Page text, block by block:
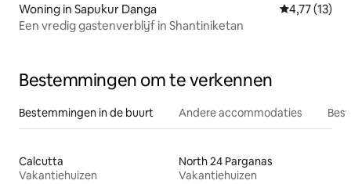
Woning in Sapukur Danga Gemiddelde
4,77 (13)
Een vredig gastenverblijf in Shantiniketan
Bestemmingen om te verkennen
Bestemmingen in de buurt Andere accommodaties
Calcutta
Vakantiehuizen
North 24 Parganas
Vakantiehuizen